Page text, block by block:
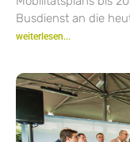
Busdienst an die
weiterlesen...